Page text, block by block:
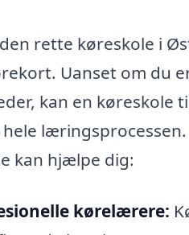
rette køreskole i
Uanset om du
kan en køreskole
kan hjælpe dig:
kørelærere: